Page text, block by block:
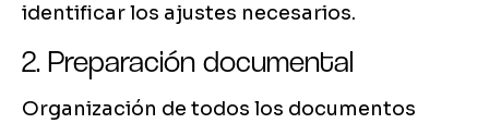
identificar los ajustes necesarios.
2. Preparación documental
Organización de todos los documentos